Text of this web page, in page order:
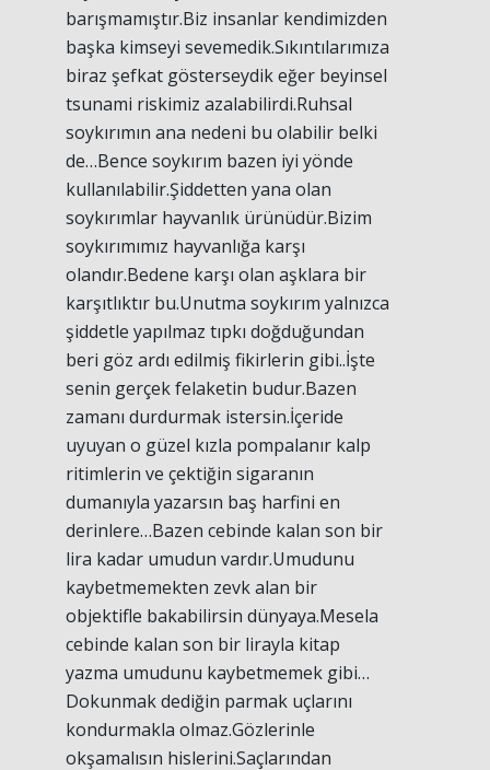
barışmamıştır.Biz insanlar kendimizden
başka kimseyi sevemedik.Sıkıntılarımıza
biraz şefkat gösterseydik eğer beyinsel
tsunami riskimiz azalabilirdi.Ruhsal
soykırımın ana nedeni bu olabilir belki
de…Bence soykırım bazen iyi yönde
kullanılabilir.Şiddetten yana olan
soykırımlar hayvanlık ürünüdür.Bizim
soykırımımız hayvanlığa karşı
olandır.Bedene karşı olan aşklara bir
karşıtlıktır bu.Unutma soykırım yalnızca
şiddetle yapılmaz tıpkı doğduğundan
beri göz ardı edilmiş fikirlerin gibi..İşte
senin gerçek felaketin budur.Bazen
zamanı durdurmak istersin.İçeride
uyuyan o güzel kızla pompalanır kalp
ritimlerin ve çektiğin sigaranın
dumanıyla yazarsın baş harfini en
derinlere…Bazen cebinde kalan son bir
lira kadar umudun vardır.Umudunu
kaybetmemekten zevk alan bir
objektifle bakabilirsin dünyaya.Mesela
cebinde kalan son bir lirayla kitap
yazma umudunu kaybetmemek gibi…
Dokunmak dediğin parmak uçlarını
kondurmakla olmaz.Gözlerinle
okşamalısın hislerini.Saçlarından